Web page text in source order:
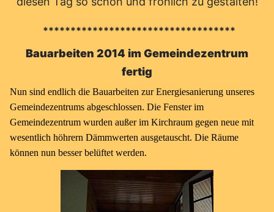
***********************************
Bauarbeiten 2014 im Gemeindezentrum
fertig
Nun sind endlich die Bauarbeiten zur Energiesanierung unseres
Gemeindezentrums abgeschlossen. Die Fenster im
Gemeindezentrum wurden außer im Kirchraum gegen neue mit
wesentlich höhrern Dämmwerten ausgetauscht. Die Räume
können nun besser belüftet werden.